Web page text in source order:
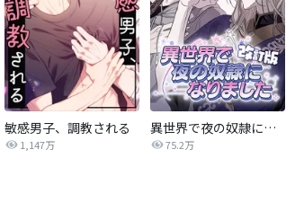
敏感男子、調教される
1,147万
異世界で夜の奴隷になりました【改訂版】
75.2万